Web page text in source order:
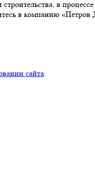
в
в компанию
сайта.